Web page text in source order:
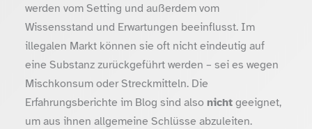
werden vom Setting und außerdem vom
Wissensstand und Erwartungen beeinflusst. Im
illegalen Markt können sie oft nicht eindeutig auf
eine Substanz zurückgeführt werden – sei es wegen
Mischkonsum oder Streckmitteln. Die
Erfahrungsberichte im Blog sind also nichtgeeignet,
um aus ihnen allgemeine Schlüsse abzuleiten.